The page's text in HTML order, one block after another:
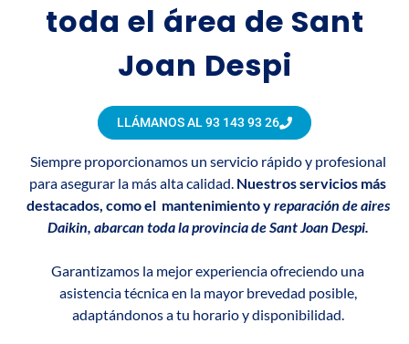
toda el área de Sant
Joan Despi
LLÁMANOS AL 93 143 93 26
Siempre proporcionamos un servicio rápido y profesional
para asegurar la más alta calidad. Nuestros servicios más
destacados, como el mantenimiento yreparación de aires
Daikin, abarcan toda la provincia de Sant Joan Despi.
Garantizamos la mejor experiencia ofreciendo una
asistencia técnica en la mayor brevedad posible,
adaptándonos a tu horario y disponibilidad.